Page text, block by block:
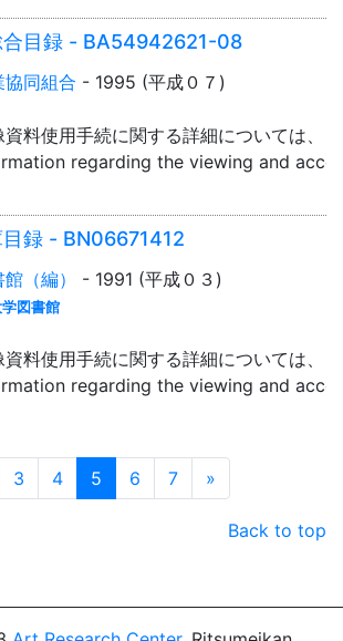
合目録 - BA54942621-08
同組合 - 1995 (平成０７)
料使用手続に関する詳細については、「
regarding the viewing and
録 - BN06671412
（編） - 1991 (平成０３)
図書館
料使用手続に関する詳細については、「
regarding the viewing and
3 4 5 6 7 Next
»
Back to top